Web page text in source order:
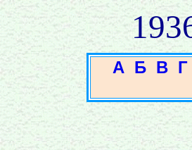
А Б В Г